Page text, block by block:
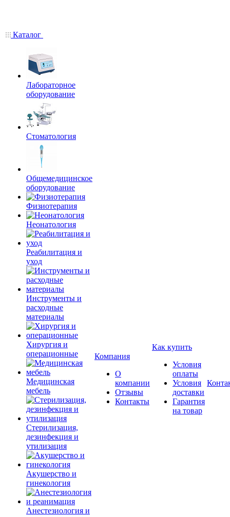
Каталог
Лабораторное
оборудование
Стоматология
Общемедицинское
оборудование
Физиотерапия
Неонатология
Реабилитация и
уход
Инструменты и
расходные
материалы
Хирургия и
операционные
Медицинская
мебель
Стерилизация,
дезинфекция и
утилизация
Акушерство и
гинекология
Анестезиология и
Компания
О
компании
Отзывы
Контакты
Как купить
Условия
оплаты
Условия
доставки
Гарантия
на товар